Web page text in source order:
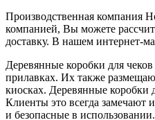
Производственная компания
компанией, Вы можете
доставку. В нашем интернет-
Деревянные коробки для
прилавках. Их также
киосках. Деревянные коробки
Клиенты это всегда замечают
и безопасные в